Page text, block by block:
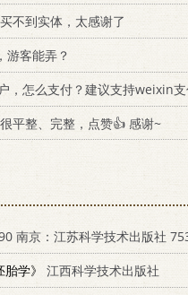
不到实体，太感谢了
游客能弄？
，怎么支付？建议支持weixin
平整、完整，点赞👍 感谢~
南京：江苏科学技术出版社
学》
江西科学技术出版社